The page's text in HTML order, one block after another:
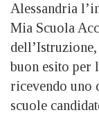
Alessandria
Mia Scuola
buon esito per
ricevendo uno
scuole